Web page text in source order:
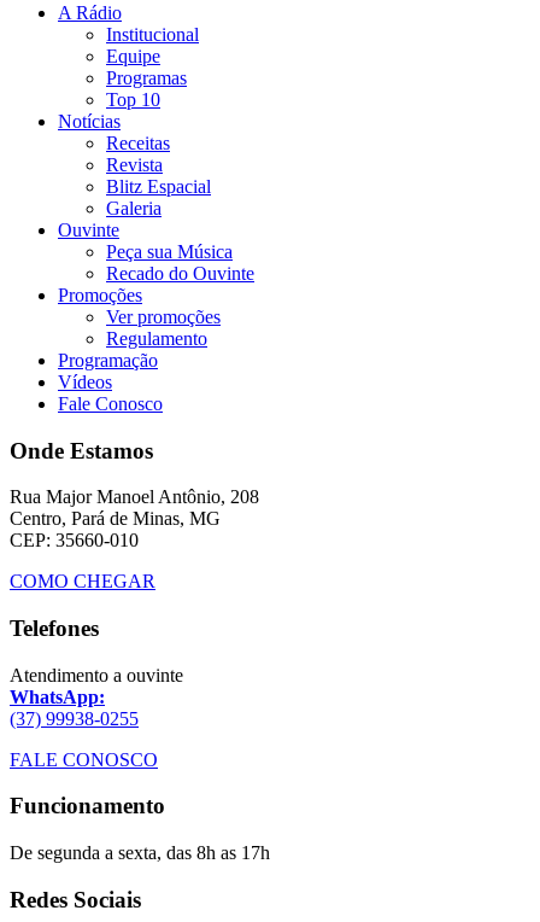
A Rádio
Institucional
Equipe
Programas
Top 10
Notícias
Receitas
Revista
Blitz Espacial
Galeria
Ouvinte
Peça sua Música
Recado do Ouvinte
Promoções
Ver promoções
Regulamento
Programação
Vídeos
Fale Conosco
Onde Estamos
Rua Major Manoel Antônio, 208
Centro, Pará de Minas, MG
CEP: 35660-010
COMO CHEGAR
Telefones
Atendimento a ouvinte
WhatsApp:
(37) 99938-0255
FALE CONOSCO
Funcionamento
De segunda a sexta, das 8h as 17h
Redes Sociais